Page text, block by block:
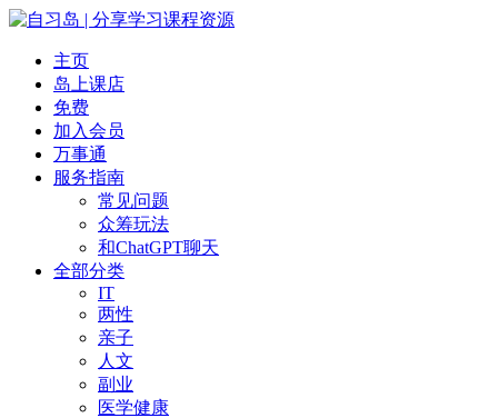
主页
岛上课店
免费
加入会员
万事通
服务指南
常见问题
众筹玩法
和ChatGPT聊天
全部分类
IT
两性
亲子
人文
副业
医学健康